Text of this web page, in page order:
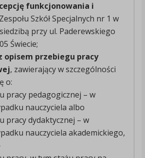
funkcjonowania i
Zespołu Szkół Specjalnych nr 1 w
przy ul. Paderewskiego
Świecie;
opisem przebiegu pracy
, zawierający w szczególności
o:
pracy pedagogicznej – w
nauczyciela albo
pracy dydaktycznej – w
nauczyciela akademickiego,